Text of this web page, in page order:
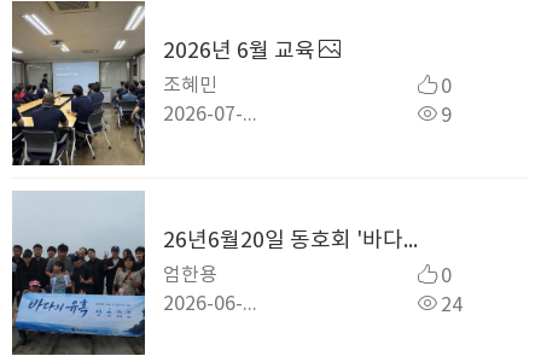
2026년 6월 교육
조혜민
0
9
2026-07-14
26년6월20일 동호회 '바다의 유혹' 출조
엄한용
0
24
2026-06-22